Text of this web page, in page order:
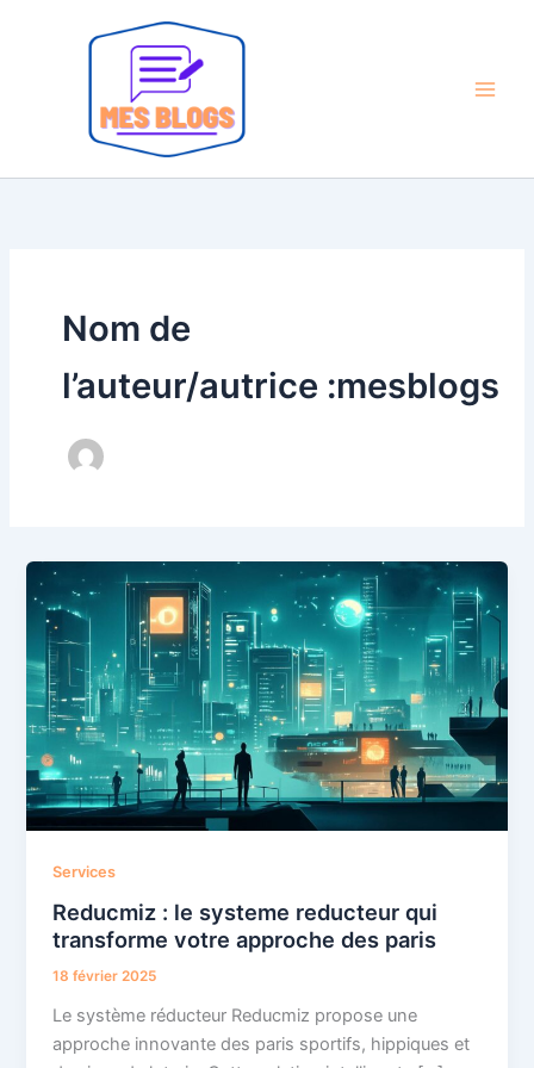
Nom de
l’auteur/autrice :mesblogs
Services
Reducmiz : le systeme reducteur qui
transforme votre approche des paris
18 février 2025
Le système réducteur Reducmiz propose une
approche innovante des paris sportifs, hippiques et